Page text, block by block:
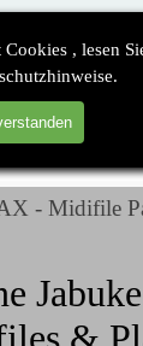
, lesen
Menü
- Midifile